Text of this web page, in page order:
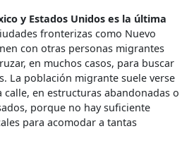
y Estados Unidos es la última
fronterizas como Nuevo
con otras personas migrantes
en muchos casos, para buscar
La población migrante suele verse
en estructuras abandonadas o
porque no hay suficiente
para acomodar a tantas